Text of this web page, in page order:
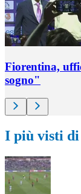
Fiorentina,
sogno"
I più visti